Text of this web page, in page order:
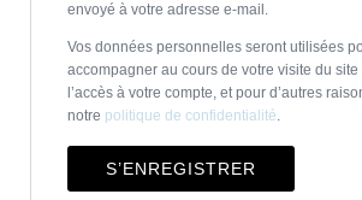
envoyé à votre adresse e-mail.
Vos données personnelles seront utilisées
accompagner au cours de votre visite du
l’accès à votre compte, et pour d’autres
notre politique de confidentialité.
S’ENREGISTRER